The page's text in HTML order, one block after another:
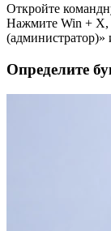
Откройте
Нажмите Win + X,
(администратор)»
Определите